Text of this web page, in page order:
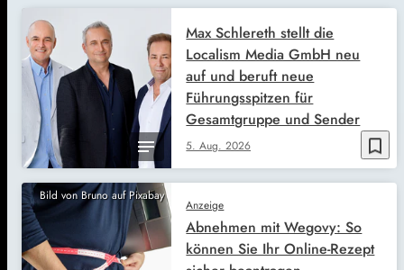
bookmark_border
5. Aug. 2026
Max Schlereth stellt die
Localism Media GmbH neu
auf und beruft neue
Führungsspitzen für
Gesamtgruppe und Sender
Bild von Bruno auf Pixabay
Anzeige
Abnehmen mit Wegovy: So
können Sie Ihr Online-Rezept